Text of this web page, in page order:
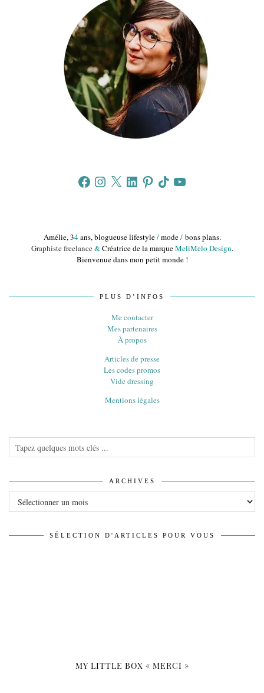
FacebookInstagram
X LinkedInPinterestTikTokYouTube
Amélie, 34ans, blogueuse lifestyle/mode/bons plans.
Graphiste freelance&Créatrice de la marqueMeliMelo Design.
Bienvenue dans mon petit monde !
PLUS D’INFOS
Me contacter
Mes partenaires
À propos
Articles de presse
Les codes promos
Vide dressing
Mentions légales
ARCHIVES
SÉLECTION D'ARTICLES POUR VOUS
MY LITTLE BOX « MERCI »